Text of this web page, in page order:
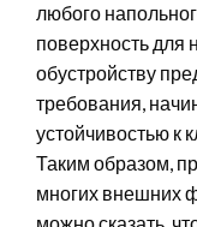
любого
поверхность для
обустройству
требования,
устойчивостью к
Таким образом,
многих внешних